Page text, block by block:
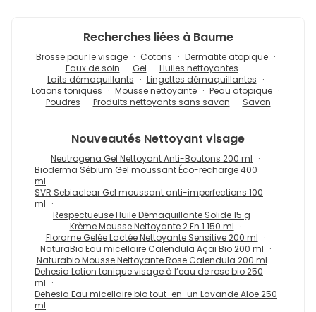
Recherches liées à Baume
Brosse pour le visage Cotons
Dermatite atopique
Eaux de soin
Gel
Huiles nettoyantes
Laits démaquillants
Lingettes démaquillantes
Lotions toniques
Mousse nettoyante
Peau atopique
Poudres
Produits nettoyants sans savon Savon
Nouveautés Nettoyant visage
Neutrogena Gel Nettoyant Anti-Boutons 200 ml
Bioderma Sébium Gel moussant Éco-recharge 400
ml
SVR Sebiaclear Gel moussant anti-imperfections 100
ml
Respectueuse Huile Démaquillante Solide 15 g
Krème Mousse Nettoyante 2 En 1 150 ml
Florame Gelée Lactée Nettoyante Sensitive 200 ml
NaturaBio Eau micellaire Calendula Açaï Bio 200 ml
Naturabio Mousse Nettoyante Rose Calendula 200 ml
Dehesia Lotion tonique visage à l’eau de rose bio 250
ml
Dehesia Eau micellaire bio tout-en-un Lavande Aloe 250
ml